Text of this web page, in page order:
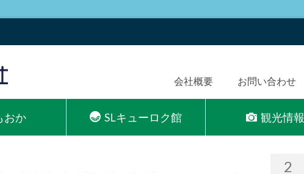
会社概要 お問い合わせ
おか SLキューロク館 観光情報
2